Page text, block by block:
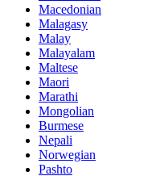
Macedonian
Malagasy
Malay
Malayalam
Maltese
Maori
Marathi
Mongolian
Burmese
Nepali
Norwegian
Pashto